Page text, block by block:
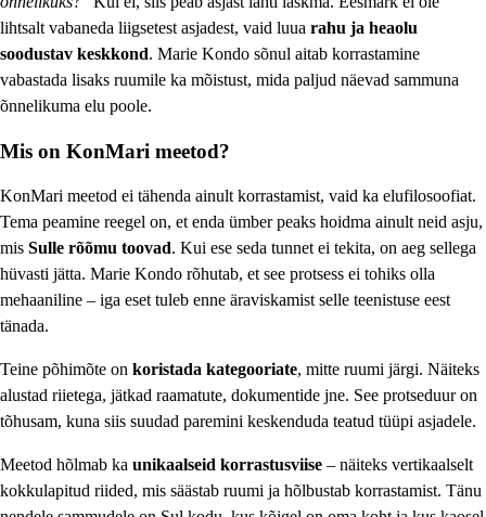
lihtsalt vabaneda liigsetest asjadest, vaid luua rahu ja heaolu
soodustav keskkond. Marie Kondo sõnul aitab korrastamine
vabastada lisaks ruumile ka mõistust, mida paljud näevad sammuna
õnnelikuma elu poole.
Mis on KonMari meetod?
KonMari meetod ei tähenda ainult korrastamist, vaid ka elufilosoofiat.
Tema peamine reegel on, et enda ümber peaks hoidma ainult neid asju,
mis Sulle rõõmu toovad. Kui ese seda tunnet ei tekita, on aeg sellega
hüvasti jätta. Marie Kondo rõhutab, et see protsess ei tohiks olla
mehaaniline – iga eset tuleb enne äraviskamist selle teenistuse eest
tänada.
Teine põhimõte on koristada kategooriate, mitte ruumi järgi. Näiteks
alustad riietega, jätkad raamatute, dokumentide jne. See protseduur on
tõhusam, kuna siis suudad paremini keskenduda teatud tüüpi asjadele.
Meetod hõlmab ka unikaalseid korrastusviise – näiteks vertikaalselt
kokkulapitud riided, mis säästab ruumi ja hõlbustab korrastamist. Tänu